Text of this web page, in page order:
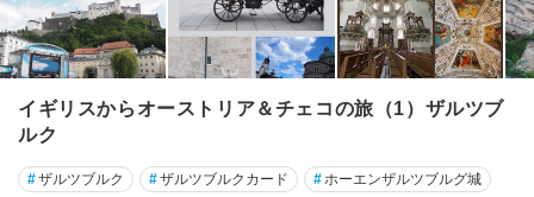
フ
ル
メ
ス
ブ
イギリスからオーストリア＆チェコの旅（1）ザルツブ
ルク
#ザルツブルク #ザルツブルクカード #ホーエンザルツブルグ城